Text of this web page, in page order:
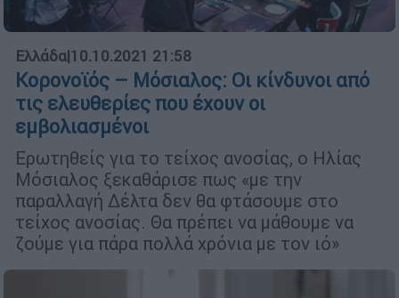
Ελλάδα|10.10.2021 21:58
Κορονοϊός – Μόσιαλος: Οι κίνδυνοι από
τις ελευθερίες που έχουν οι
εμβολιασμένοι
Ερωτηθείς για το τείχος ανοσίας, ο Ηλίας
Μόσιαλος ξεκαθάρισε πως «με την
παραλλαγή Δέλτα δεν θα φτάσουμε στο
τείχος ανοσίας. Θα πρέπει να μάθουμε να
ζούμε για πάρα πολλά χρόνια με τον ιό»